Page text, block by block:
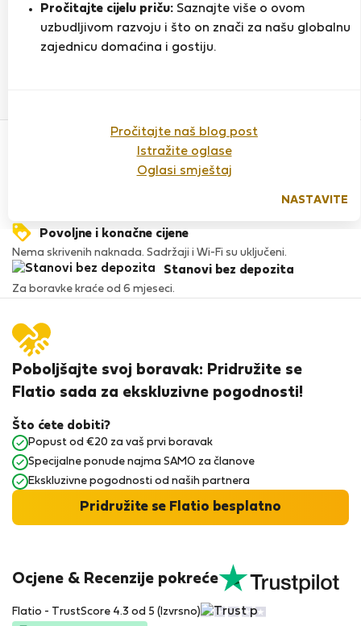
Pročitajte cijelu priču: Saznajte više o ovom
uzbudljivom razvoju i što on znači za našu globalnu
zajednicu domaćina i gostiju.
Pročitajte naš blog post
Istražite oglase
Oglasi smještaj
NASTAVITE
Do sada nema ocjena
Povjerenje & Sigurnost
Visoka razina sigurnosti za stanare zahvaljujući StayProtection
Naš ugled raste zahvaljujući iskustvima mnogih zadovoljnih
Povoljne i konačne cijene
Nema skrivenih naknada. Sadržaji i Wi-Fi su uključeni.
Stanovi bez depozita
Za boravke kraće od 6 mjeseci.
Ocjene & Recenzije pokreće
Flatio - TrustScore 4.3 od 5 (Izvrsno)
Poboljšajte svoj boravak: Pridružite se
Flatio sada za ekskluzivne pogodnosti!
Što ćete dobiti?
Popust od €20 za vaš prvi boravak
Specijalne ponude najma SAMO za članove
Ekskluzivne pogodnosti od naših partnera
Pridružite se Flatio besplatno